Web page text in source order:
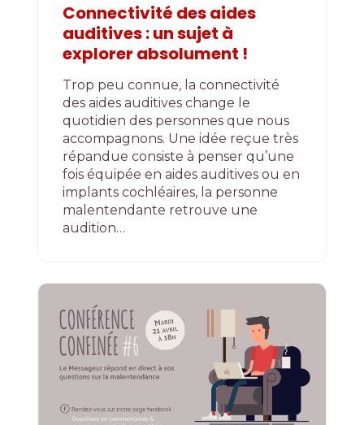
Connectivité des aides
auditives : un sujet à
explorer absolument !
Trop peu connue, la connectivité
des aides auditives change le
quotidien des personnes que nous
accompagnons. Une idée reçue très
répandue consiste à penser qu’une
fois équipée en aides auditives ou en
implants cochléaires, la personne
malentendante retrouve une
audition…